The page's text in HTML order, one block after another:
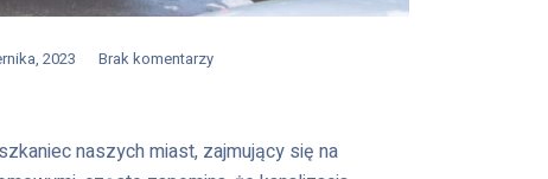
2023 Brak komentarzy
naszych miast, zajmujący się na